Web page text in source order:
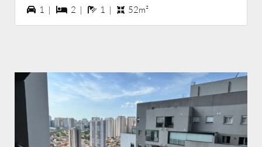
1 vagas na garagem
1 | 2 dormiórios
2 | 1 banheiros
1 | 52m²